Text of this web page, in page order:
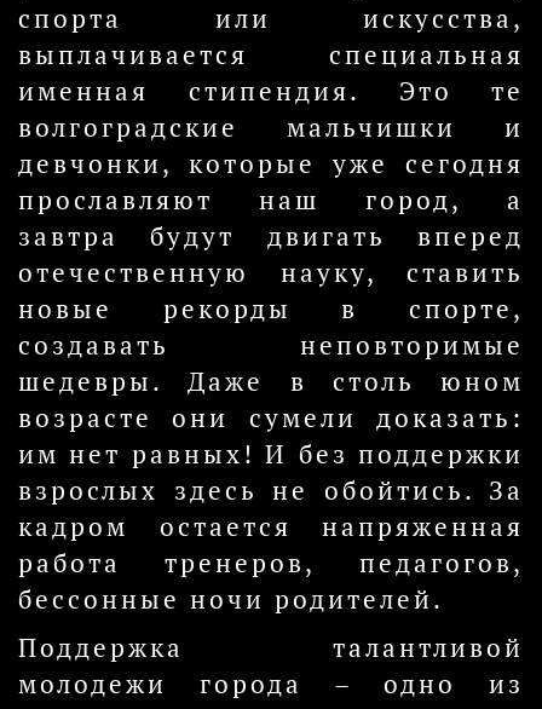
спорта или искусства,
выплачивается специальная
именная стипендия. Это те
волгоградские мальчишки и
девчонки, которые уже сегодня
прославляют наш город, а
завтра будут двигать вперед
отечественную науку, ставить
новые рекорды в спорте,
создавать неповторимые
шедевры. Даже в столь юном
возрасте они сумели доказать:
им нет равных! И без поддержки
взрослых здесь не обойтись. За
кадром остается напряженная
работа тренеров, педагогов,
бессонные ночи родителей.
Поддержка талантливой
молодежи города – одно из